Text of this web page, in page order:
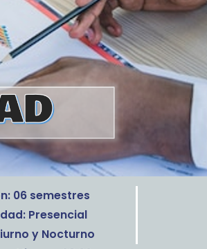
06 semestres
Presencial
y Nocturno